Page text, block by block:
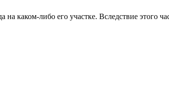
каком-либо его участке. Вследствие этого